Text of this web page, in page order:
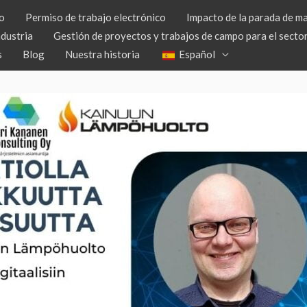
Permiso de trabajo electrónico
Impacto de la parada de
Gestión de proyectos y trabajos de campo para el
Blog Nuestra historia Español